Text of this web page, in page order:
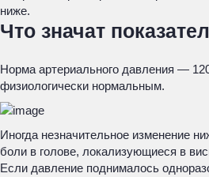
ниже.
Что значат
Норма артериального давления —
физиологически нормальным.
Иногда незначительное изменение
боли в голове, локализующиеся в
Если давление поднималось